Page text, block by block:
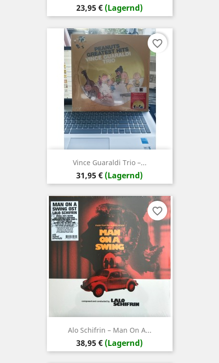
Preis
23,95 € (Lagernd)
Vince Guaraldi Trio –...
Preis
31,95 € (Lagernd)
favorite_border
Alo Schifrin – Man On A...
Preis
38,95 € (Lagernd)
favorite_border